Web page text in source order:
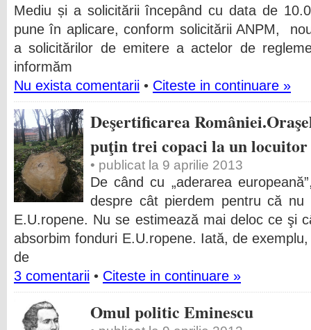
Mediu și a solicitării începând cu data de
pune în aplicare, conform solicitării ANPM,
a solicitărilor de emitere a actelor de
informăm
Nu exista comentarii • Citeste in continuare »
Deşertificarea
puţin trei copaci la un locuitor
• publicat la 9 aprilie 2013
De când cu „aderarea
despre cât pierdem pentru că nu
E.U.ropene. Nu se estimează mai deloc ce şi
absorbim fonduri E.U.ropene. Iată, de
de
3 comentarii • Citeste in continuare »
Omul politic Eminescu